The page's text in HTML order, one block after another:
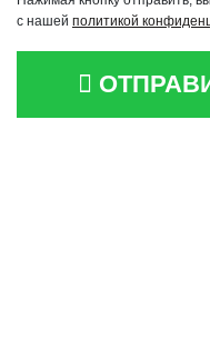
с нашей политикой